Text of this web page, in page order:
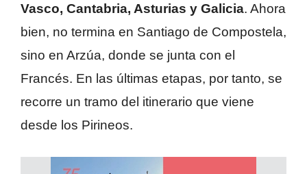
Vasco, Cantabria, Asturias y Galicia. Ahora
bien, no termina en Santiago de Compostela,
sino en Arzúa, donde se junta con el
Francés. En las últimas etapas, por tanto, se
recorre un tramo del itinerario que viene
desde los Pirineos.